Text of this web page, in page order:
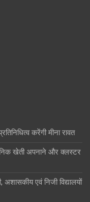
करेंगी मीना रावत
खेती अपनाने और क्लस्टर
एवं निजी विद्यालयों